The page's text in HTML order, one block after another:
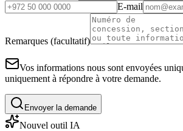
E-mail
Remarques (facultatif)
Vos informations nous sont envoyées
uniquement à répondre à votre demande.
Envoyer la demande
Nouvel outil IA